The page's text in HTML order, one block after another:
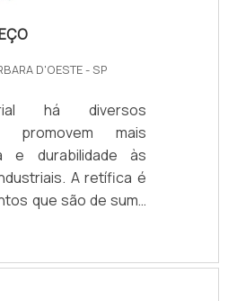
D'OESTE - SP
há diversos
promovem mais
e durabilidade às
A retífica é
que são de suma
alinhamento,
de cilindros
retificar cilindro